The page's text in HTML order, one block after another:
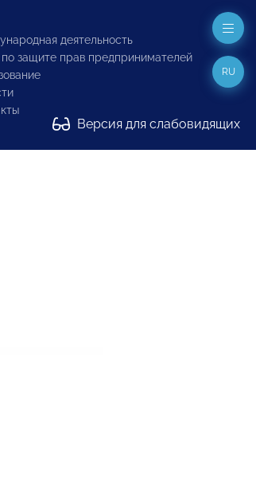
деятельность
защите прав предпринимателей
Версия для слабовидящих
RU